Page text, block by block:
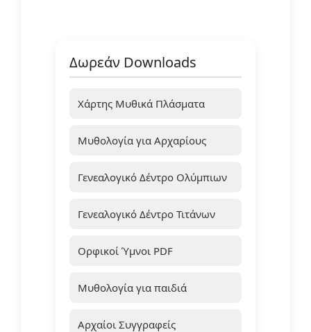
Δωρεάν Downloads
Χάρτης Μυθικά Πλάσματα
Μυθολογία για Αρχαρίους
Γενεαλογικό Δέντρο Ολύμπιων
Γενεαλογικό Δέντρο Τιτάνων
Ορφικοί Ύμνοι PDF
Μυθολογία για παιδιά
Αρχαίοι Συγγραφείς